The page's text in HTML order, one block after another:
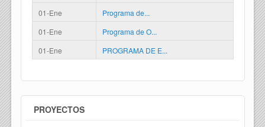
01-Ene
Programa de...
01-Ene
Programa de O...
01-Ene
PROGRAMA DE E...
PROYECTOS